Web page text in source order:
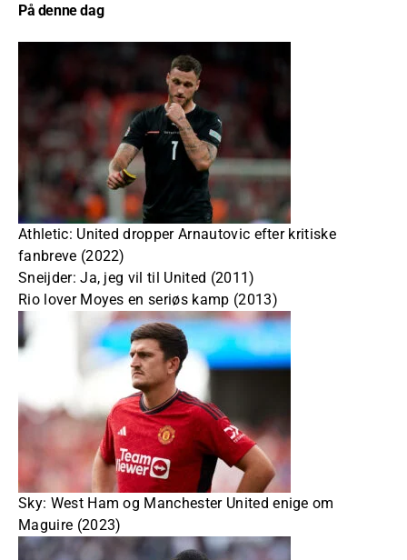
På denne dag
Athletic: United dropper Arnautovic efter kritiske
fanbreve (2022)
Sneijder: Ja, jeg vil til United (2011)
Rio lover Moyes en seriøs kamp (2013)
Sky: West Ham og Manchester United enige om
Maguire (2023)